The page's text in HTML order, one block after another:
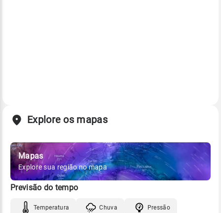
Explore os mapas
Mapas
Explore sua região no mapa
Previsão do tempo
Temperatura Chuva Pressão